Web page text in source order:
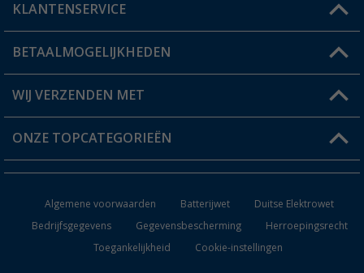
Mijn account
Status bestelling
Verlanglijstje
KLANTENSERVICE
FAQ & Contact
Verzendinformatie
Catalogus
BETAALMOGELIJKHEDEN
WIJ VERZENDEN MET
ONZE TOPCATEGORIEËN
Campingmeubilair
Algemene voorwaarden Batterijwet
Duitse Elektrowet
Bedrijfsgegevens
Gegevensbescherming
Herroepingsrecht
Toegankelijkheid
Cookie-instellingen